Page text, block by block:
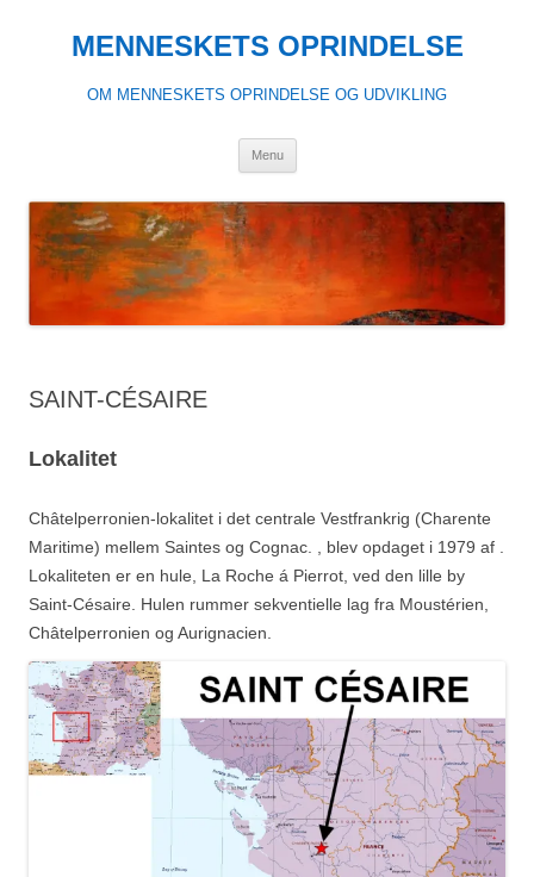
indholdMENNESKETS OPRINDELSE
OM MENNESKETS OPRINDELSE OG UDVIKLING
Menu
SAINT-CÉSAIRE
Lokalitet
Châtelperronien-lokalitet i det centrale Vestfrankrig (Charente
Maritime) mellem Saintes og Cognac. , blev opdaget i 1979 af .
Lokaliteten er en hule, La Roche á Pierrot, ved den lille by
Saint-Césaire. Hulen rummer sekventielle lag fra Moustérien,
Châtelperronien og Aurignacien.